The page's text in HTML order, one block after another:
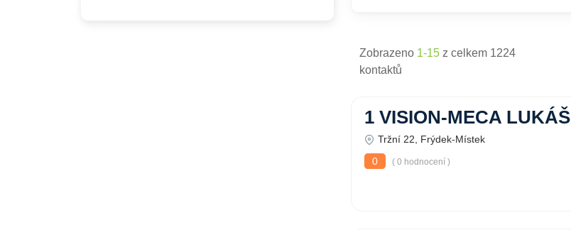
Zobrazeno 1-15 z celkem 1224
kontaktů
1 VISION-MECA LUKÁŠ
Tržní 22, Frýdek-Místek
0
( 0 hodnocení )